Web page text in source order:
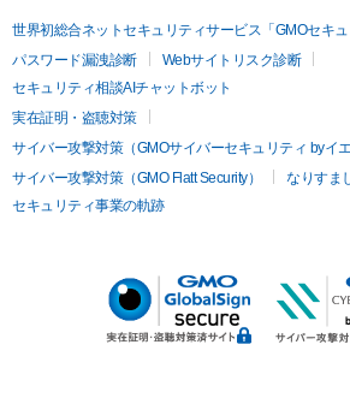
世界初総合ネットセキュリティサービス「GMOセキュ
パスワード漏洩診断
Webサイトリスク診断
セキュリティ相談AIチャットボット
実在証明・盗聴対策
サイバー攻撃対策（GMOサイバーセキュリティ byイエ
サイバー攻撃対策（GMO Flatt Security）
なりすま
セキュリティ事業の軌跡